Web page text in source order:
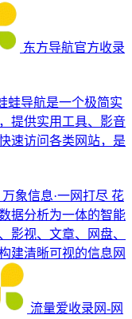
东方导航官方收录
蛙导航是一个极简实
提供实用工具、影音
速访问各类网站，是
象信息·一网打尽 花
据分析为一体的智能
影视、文章、网盘、
建清晰可视的信息网
流量爱收录网-网